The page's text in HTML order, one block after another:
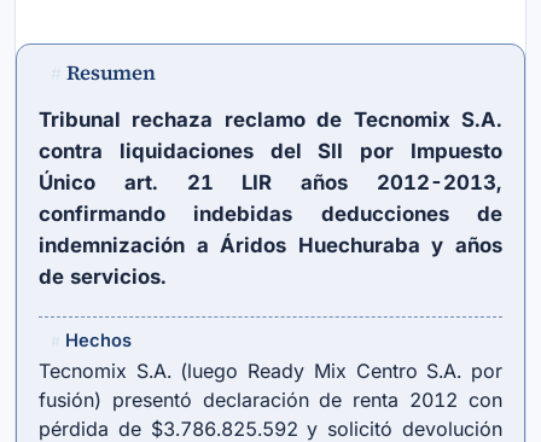
Resumen
Tribunal rechaza reclamo de Tecnomix S.A.
contra liquidaciones del SII por Impuesto
Único art. 21 LIR años 2012-2013,
confirmando indebidas deducciones de
indemnización a Áridos Huechuraba y años
de servicios.
Hechos
Tecnomix S.A. (luego Ready Mix Centro S.A. por
fusión) presentó declaración de renta 2012 con
pérdida de $3.786.825.592 y solicitó devolución